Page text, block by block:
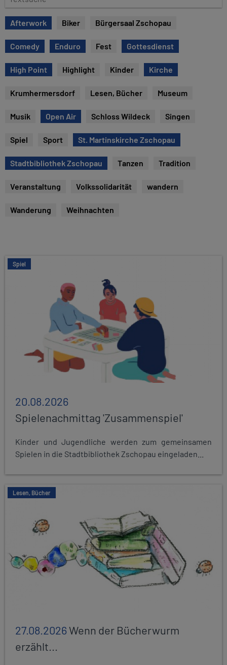
e
x
t
s
u
c
Afterwork Biker Bürgersaal Zschopau
Comedy Enduro Fest Gottesdienst
High Point Highlight Kinder Kirche
Krumhermersdorf Lesen, Bücher Museum
Musik Open Air Schloss Wildeck Singen
Spiel Sport St. Martinskirche Zschopau
Stadtbibliothek Zschopau Tanzen Tradition
Veranstaltung Volkssolidarität wandern
Wanderung Weihnachten
Spiel
20.08.2026
Spielenachmittag 'Zusammenspiel'
Kinder und Jugendliche werden zum gemeinsamen
Spielen in die Stadtbibliothek Zschopau eingeladen...
Lesen, Bücher
27.08.2026Wenn der Bücherwurm
erzählt...